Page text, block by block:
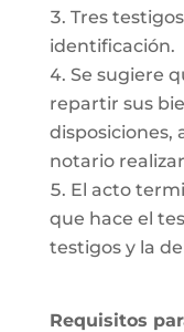
Tres
identificación.
Se sugiere
repartir sus
disposiciones,
notario
El acto
que hace el
testigos y la
Requisitos